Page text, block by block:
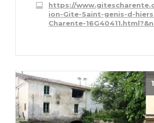
https://
ion-Gite-Saint-genis-d-
Charente-